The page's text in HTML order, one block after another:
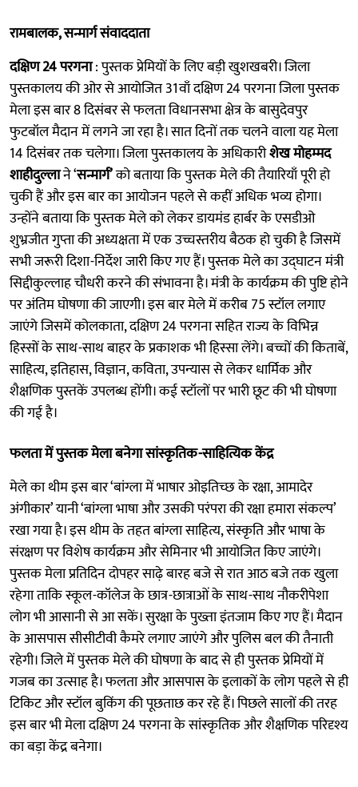
रामबालक, सन्मार्ग संवाददाता
दक्षिण 24 परगना: पुस्तक प्रेमियों के लिए बड़ी खुशखबरी। जिला
पुस्तकालय की ओर से आयोजित 31वाँ दक्षिण 24 परगना जिला पुस्तक
मेला इस बार 8 दिसंबर से फलता विधानसभा क्षेत्र के बासुदेवपुर
फुटबॉल मैदान में लगने जा रहा है। सात दिनों तक चलने वाला यह मेला
14 दिसंबर तक चलेगा। जिला पुस्तकालय के अधिकारीशेख मोहम्मद
शाहीदुल्लाने ‘सन्मार्ग’को बताया कि पुस्तक मेले की तैयारियाँ पूरी हो
चुकी हैं और इस बार का आयोजन पहले से कहीं अधिक भव्य होगा।
उन्होंने बताया कि पुस्तक मेले को लेकर डायमंड हार्बर के एसडीओ
शुभ्रजीत गुप्ता की अध्यक्षता में एक उच्चस्तरीय बैठक हो चुकी है जिसमें
सभी जरूरी दिशा-निर्देश जारी किए गए हैं। पुस्तक मेले का उद्घाटन मंत्री
सिद्दीकुल्लाह चौधरी करने की संभावना है। मंत्री के कार्यक्रम की पुष्टि होने
पर अंतिम घोषणा की जाएगी। इस बार मेले में करीब 75 स्टॉल लगाए
जाएंगे जिसमें कोलकाता, दक्षिण 24 परगना सहित राज्य के विभिन्न
हिस्सों के साथ-साथ बाहर के प्रकाशक भी हिस्सा लेंगे। बच्चों की किताबें,
साहित्य, इतिहास, विज्ञान, कविता, उपन्यास से लेकर धार्मिक और
शैक्षणिक पुस्तकें उपलब्ध होंगी। कई स्टॉलों पर भारी छूट की भी घोषणा
की गई है।
फलता में पुस्तक मेला बनेगा सांस्कृतिक-साहित्यिक केंद्र
मेले का थीम इस बार ‘बांग्ला में भाषार ओइतिच्छ के रक्षा, आमादेर
अंगीकार’ यानी ‘बांग्ला भाषा और उसकी परंपरा की रक्षा हमारा संकल्प’
रखा गया है। इस थीम के तहत बांग्ला साहित्य, संस्कृति और भाषा के
संरक्षण पर विशेष कार्यक्रम और सेमिनार भी आयोजित किए जाएंगे।
पुस्तक मेला प्रतिदिन दोपहर साढ़े बारह बजे से रात आठ बजे तक खुला
रहेगा ताकि स्कूल-कॉलेज के छात्र-छात्राओं के साथ-साथ नौकरीपेशा
लोग भी आसानी से आ सकें। सुरक्षा के पुख्ता इंतजाम किए गए हैं। मैदान
के आसपास सीसीटीवी कैमरे लगाए जाएंगे और पुलिस बल की तैनाती
रहेगी। जिले में पुस्तक मेले की घोषणा के बाद से ही पुस्तक प्रेमियों में
गजब का उत्साह है। फलता और आसपास के इलाकों के लोग पहले से ही
टिकिट और स्टॉल बुकिंग की पूछताछ कर रहे हैं। पिछले सालों की तरह
इस बार भी मेला दक्षिण 24 परगना के सांस्कृतिक और शैक्षणिक परिदृश्य
का बड़ा केंद्र बनेगा।